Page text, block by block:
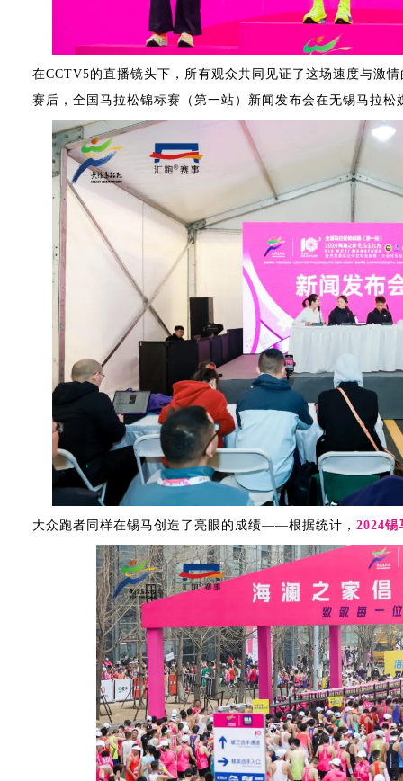
在CCTV5的直播镜头下，所有观众共同见证了这场速度与激
赛后，全国马拉松锦标赛（第一站）新闻发布会在无锡马拉
大众跑者同样在锡马创造了亮眼的成绩——根据统计， 2024锡